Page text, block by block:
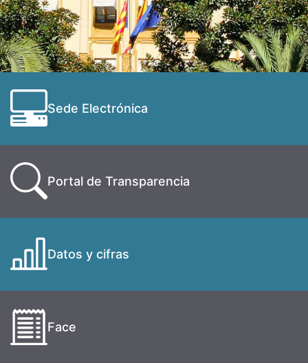
Sede Electrónica
Portal de Transparencia
Datos y cifras
Face